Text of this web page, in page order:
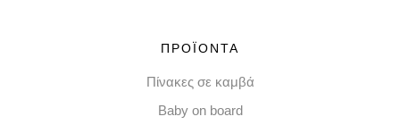
ΠΡΟΪΟΝΤΑ
Πίνακες σε καμβά
Baby on board